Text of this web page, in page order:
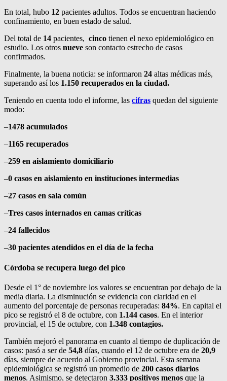
En total, hubo 12 pacientes adultos. Todos se encuentran haciendo
confinamiento, en buen estado de salud.
Del total de 14 pacientes, cinco tienen el nexo epidemiológico en
estudio. Los otros nueve son contacto estrecho de casos
confirmados.
Finalmente, la buena noticia: se informaron 24 altas médicas más,
superando así los 1.150 recuperados en la ciudad.
Teniendo en cuenta todo el informe, las cifras quedan del siguiente
modo:
–1478 acumulados
–1165 recuperados
–259 en aislamiento domiciliario
–0 casos en aislamiento en instituciones intermedias
–27 casos en sala común
–Tres casos internados en camas críticas
–24 fallecidos
–30 pacientes atendidos en el día de la fecha
Córdoba se recupera luego del pico
Desde el 1° de noviembre los valores se encuentran por debajo de la
media diaria. La disminución se evidencia con claridad en el
aumento del porcentaje de personas recuperadas: 84%. En capital el
pico se registró el 8 de octubre, con 1.144 casos. En el interior
provincial, el 15 de octubre, con 1.348 contagios.
También mejoró el panorama en cuanto al tiempo de duplicación de
casos: pasó a ser de 54,8 días, cuando el 12 de octubre era de 20,9
días, siempre de acuerdo al Gobierno provincial. Esta semana
epidemiológica se registró un promedio de 200 casos diarios
menos. Asimismo, se detectaron 3.333 positivos menos que la